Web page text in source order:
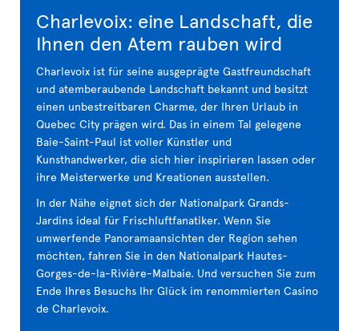
Charlevoix: eine Landschaft, die
Ihnen den Atem rauben wird
Charlevoix ist für seine ausgeprägte Gastfreundschaft
und atemberaubende Landschaft bekannt und besitzt
einen unbestreitbaren Charme, der Ihren Urlaub in
Quebec City prägen wird. Das in einem Tal gelegene
Baie-Saint-Paul ist voller Künstler und
Kunsthandwerker, die sich hier inspirieren lassen oder
ihre Meisterwerke und Kreationen ausstellen.
In der Nähe eignet sich der Nationalpark Grands-
Jardins ideal für Frischluftfanatiker. Wenn Sie
umwerfende Panoramaansichten der Region sehen
möchten, fahren Sie in den Nationalpark Hautes-
Gorges-de-la-Rivière-Malbaie. Und versuchen Sie zum
Ende Ihres Besuchs Ihr Glück im renommierten Casino
de Charlevoix.